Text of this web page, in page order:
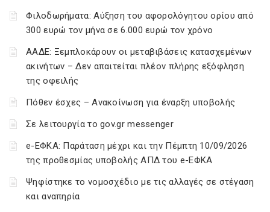
Φιλοδωρήματα: Αύξηση του αφορολόγητου ορίου από
300 ευρώ τον μήνα σε 6.000 ευρώ τον χρόνο
ΑΑΔΕ: Ξεμπλοκάρουν οι μεταβιβάσεις κατασχεμένων
ακινήτων – Δεν απαιτείται πλέον πλήρης εξόφληση
της οφειλής
Πόθεν έσχες – Ανακοίνωση για έναρξη υποβολής
Σε λειτουργία το gov.gr messenger
e-ΕΦΚΑ: Παράταση μέχρι και την Πέμπτη 10/09/2026
της προθεσμίας υποβολής ΑΠΔ του e-ΕΦΚΑ
Ψηφίστηκε το νομοσχέδιο με τις αλλαγές σε στέγαση
και αναπηρία